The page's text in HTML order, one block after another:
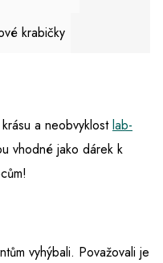
krabičky
a neobvyklostlab-
vhodné jako dárek k
vyhýbali. Považovali je